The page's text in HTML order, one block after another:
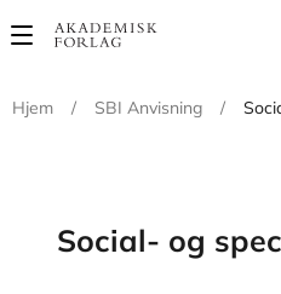
Main
Hjem
/ SBI Anvisning /
Social- og